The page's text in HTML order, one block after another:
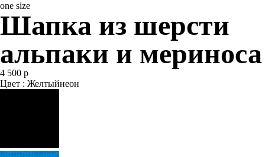
one size
Шапка из шерсти
альпаки и мериноса
4 500 р
Цвет : Желтыйнеон